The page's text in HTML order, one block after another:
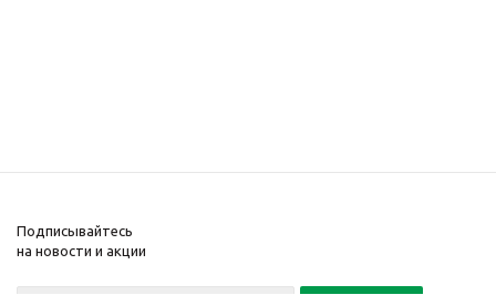
Подписывайтесь
на новости и акции